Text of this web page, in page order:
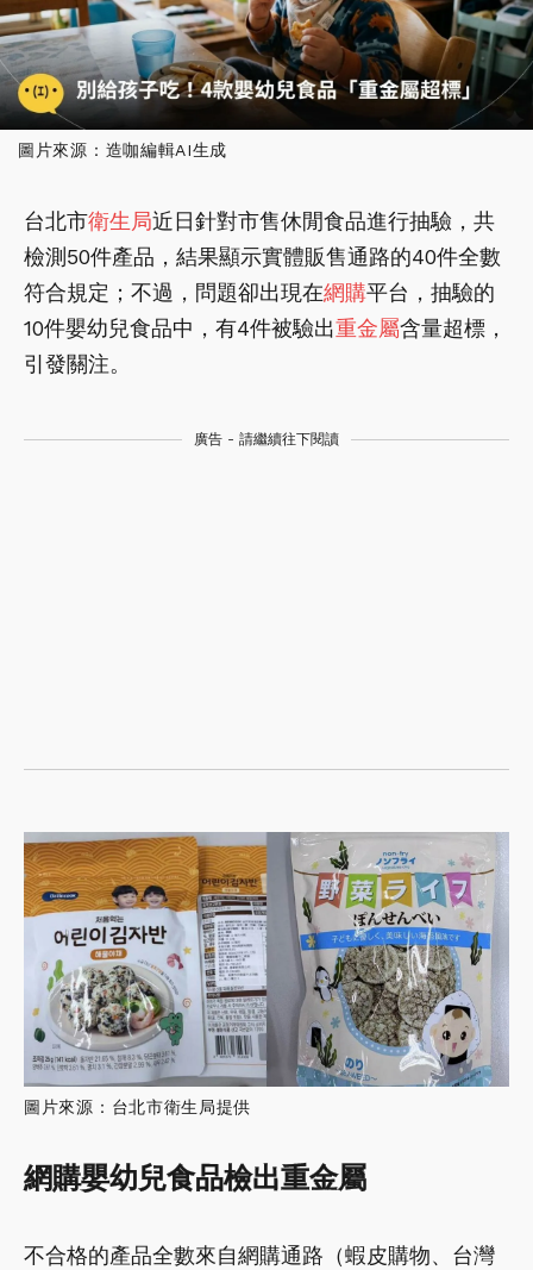
圖片來源：造咖編輯AI生成
台北市衛生局近日針對市售休閒食品進行抽驗，共
檢測50件產品，結果顯示實體販售通路的40件全數
符合規定；不過，問題卻出現在網購平台，抽驗的
10件嬰幼兒食品中，有4件被驗出重金屬含量超標，
引發關注。
廣告 - 請繼續往下閱讀
圖片來源：台北市衛生局提供
網購嬰幼兒食品檢出重金屬
不合格的產品全數來自網購通路（蝦皮購物、台灣